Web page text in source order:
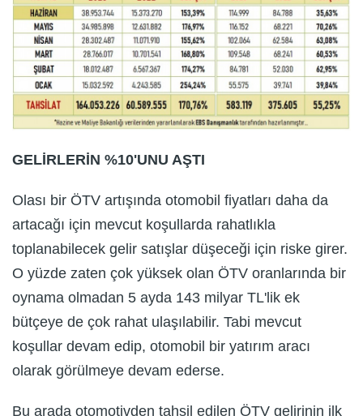
GELİRLERİN %10'UNU AŞTI
Olası bir ÖTV artışında otomobil fiyatları daha da
artacağı için mevcut koşullarda rahatlıkla
toplanabilecek gelir satışlar düşeceği için riske girer.
O yüzde zaten çok yüksek olan ÖTV oranlarında bir
oynama olmadan 5 ayda 143 milyar TL'lik ek
bütçeye de çok rahat ulaşılabilir. Tabi mevcut
koşullar devam edip, otomobil bir yatırım aracı
olarak görülmeye devam ederse.
Bu arada otomotivden tahsil edilen ÖTV gelirinin ilk